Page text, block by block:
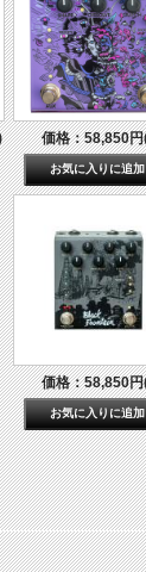
価格：58,850
価格：58,850